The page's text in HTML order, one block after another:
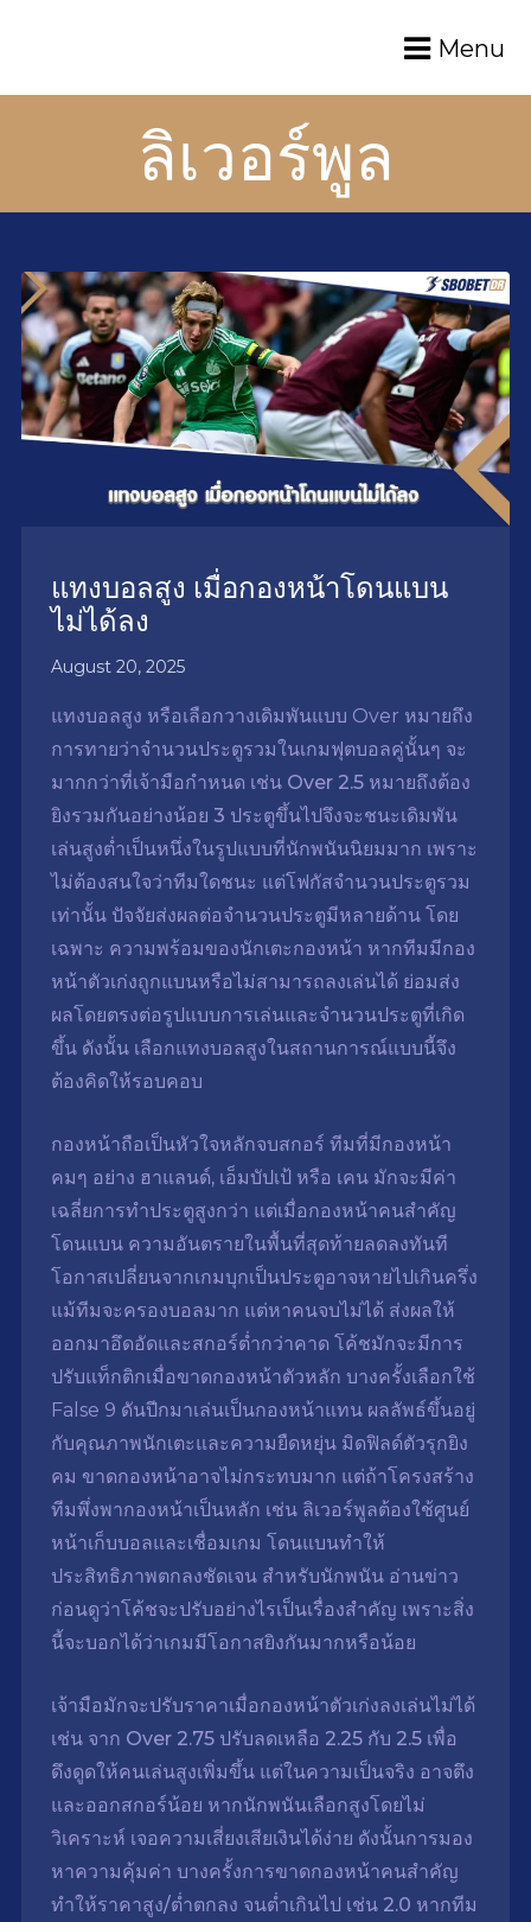
Menu
ลิเวอร์พูล
แทงบอลสูง เมื่อกองหน้าโดนแบน
ไม่ได้ลง
August 20, 2025
แทงบอลสูง หรือเลือกวางเดิมพันแบบ Over หมายถึง
การทายว่าจำนวนประตูรวมในเกมฟุตบอลคู่นั้นๆ จะ
มากกว่าที่เจ้ามือกำหนด เช่น Over 2.5 หมายถึงต้อง
ยิงรวมกันอย่างน้อย 3 ประตูขึ้นไปจึงจะชนะเดิมพัน
เล่นสูงต่ำเป็นหนึ่งในรูปแบบที่นักพนันนิยมมาก เพราะ
ไม่ต้องสนใจว่าทีมใดชนะ แต่โฟกัสจำนวนประตูรวม
เท่านั้น ปัจจัยส่งผลต่อจำนวนประตูมีหลายด้าน โดย
เฉพาะ ความพร้อมของนักเตะกองหน้า หากทีมมีกอง
หน้าตัวเก่งถูกแบนหรือไม่สามารถลงเล่นได้ ย่อมส่ง
ผลโดยตรงต่อรูปแบบการเล่นและจำนวนประตูที่เกิด
ขึ้น ดังนั้น เลือกแทงบอลสูงในสถานการณ์แบบนี้จึง
ต้องคิดให้รอบคอบ
กองหน้าถือเป็นหัวใจหลักจบสกอร์ ทีมที่มีกองหน้า
คมๆ อย่าง ฮาแลนด์, เอ็มบัปเป้ หรือ เคน มักจะมีค่า
เฉลี่ยการทำประตูสูงกว่า แต่เมื่อกองหน้าคนสำคัญ
โดนแบน ความอันตรายในพื้นที่สุดท้ายลดลงทันที
โอกาสเปลี่ยนจากเกมบุกเป็นประตูอาจหายไปเกินครึ่ง
แม้ทีมจะครองบอลมาก แต่หาคนจบไม่ได้ ส่งผลให้
ออกมาอึดอัดและสกอร์ต่ำกว่าคาด โค้ชมักจะมีการ
ปรับแท็กติกเมื่อขาดกองหน้าตัวหลัก บางครั้งเลือกใช้
False 9 ดันปีกมาเล่นเป็นกองหน้าแทน ผลลัพธ์ขึ้นอยู่
กับคุณภาพนักเตะและความยืดหยุ่น มิดฟิลด์ตัวรุกยิง
คม ขาดกองหน้าอาจไม่กระทบมาก แต่ถ้าโครงสร้าง
ทีมพึ่งพากองหน้าเป็นหลัก เช่น ลิเวอร์พูลต้องใช้ศูนย์
หน้าเก็บบอลและเชื่อมเกม โดนแบนทำให้
ประสิทธิภาพตกลงชัดเจน สำหรับนักพนัน อ่านข่าว
ก่อนดูว่าโค้ชจะปรับอย่างไรเป็นเรื่องสำคัญ เพราะสิ่ง
นี้จะบอกได้ว่าเกมมีโอกาสยิงกันมากหรือน้อย
เจ้ามือมักจะปรับราคาเมื่อกองหน้าตัวเก่งลงเล่นไม่ได้
เช่น จาก Over 2.75 ปรับลดเหลือ 2.25 กับ 2.5 เพื่อ
ดึงดูดให้คนเล่นสูงเพิ่มขึ้น แต่ในความเป็นจริง อาจตึง
และออกสกอร์น้อย หากนักพนันเลือกสูงโดยไม่
วิเคราะห์ เจอความเสี่ยงเสียเงินได้ง่าย ดังนั้นการมอง
หาความคุ้มค่า บางครั้งการขาดกองหน้าคนสำคัญ
ทำให้ราคาสูง/ต่ำตกลง จนต่ำเกินไป เช่น 2.0 หากทีม